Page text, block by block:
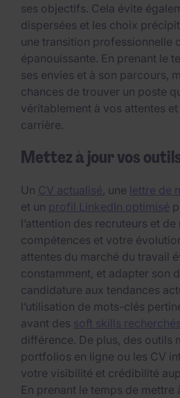
ses objectifs. Cela évite
dispersées et les choix
une transition professionnelle
épanouissante. En prenant le
ses envies et à son parcours,
chances de trouver un poste
véritablement à vos attentes
carrière.
Mettez à jour vos
Un CV actualisé, une lettre de
et un profil LinkedIn optimisé
l’attention des recruteurs et
compétences et votre
attentes du marché du travail
constamment, et adapter son
candidature aux tendances
l’utilisation de mots-clés
avant des soft skills recherchés
différence. De plus, des outils
portfolios en ligne ou les CV
votre visibilité et crédibilité
En prenant le temps de mettre